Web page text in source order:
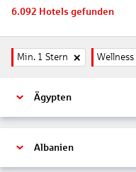
6.092 Hotels gefunden
Min. 1 Stern Wellness
Ägypten
Albanien